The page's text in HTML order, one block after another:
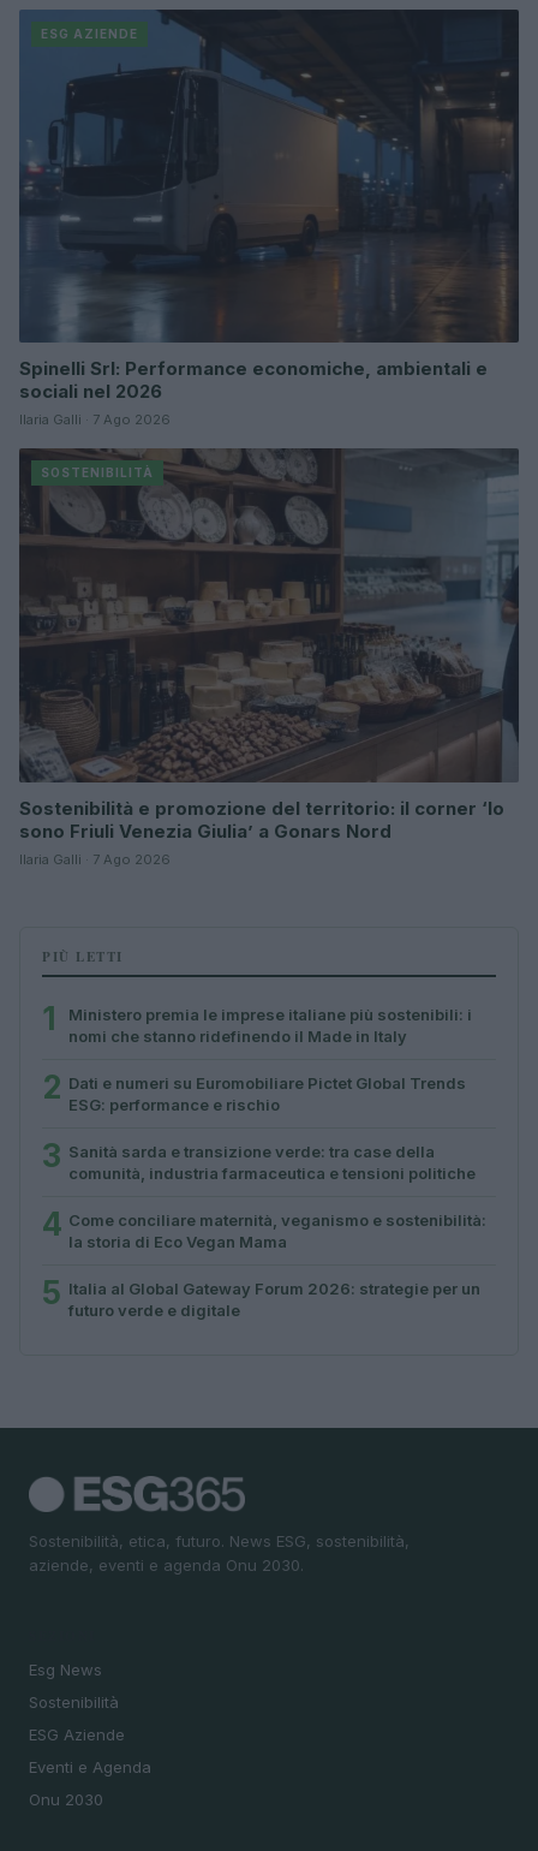
ESG AZIENDE
Spinelli Srl: Performance economiche, ambientali e
sociali nel 2026
Ilaria Galli · 7 Ago 2026
SOSTENIBILITÀ
Sostenibilità e promozione del territorio: il corner ‘Io
sono Friuli Venezia Giulia’ a Gonars Nord
Ilaria Galli · 7 Ago 2026
PIÙ LETTI
1
Ministero premia le imprese italiane più sostenibili: i
nomi che stanno ridefinendo il Made in Italy
2 Dati e numeri su Euromobiliare Pictet Global Trends
ESG: performance e rischio
3 Sanità sarda e transizione verde: tra case della
comunità, industria farmaceutica e tensioni politiche
4 Come conciliare maternità, veganismo e sostenibilità:
la storia di Eco Vegan Mama
5 Italia al Global Gateway Forum 2026: strategie per un
futuro verde e digitale
Sostenibilità, etica, futuro. News ESG, sostenibilità,
aziende, eventi e agenda Onu 2030.
Esg News
Sostenibilità
ESG Aziende
Eventi e Agenda
Onu 2030